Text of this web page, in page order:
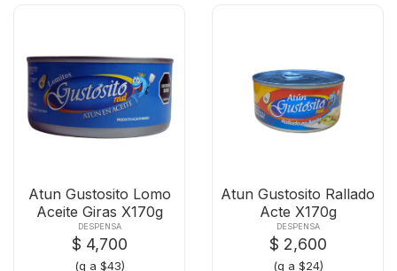
Atun Gustosito Lomo
Aceite Giras X170g
DESPENSA
$ 4,700
(g a $43)
Atun Gustosito Rallado
Acte X170g
DESPENSA
$ 2,600
(g a $24)